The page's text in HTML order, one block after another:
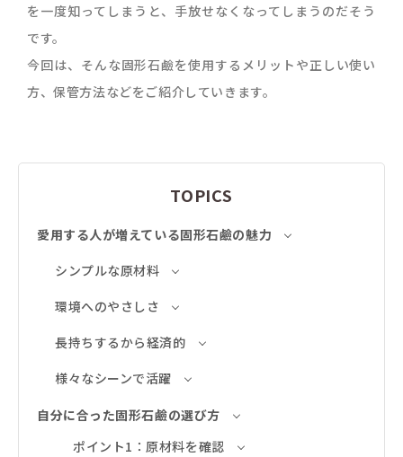
を一度知ってしまうと、手放せなくなってしまうのだそう
です。
今回は、そんな固形石鹼を使用するメリットや正しい使い
方、保管方法などをご紹介していきます。
TOPICS
愛用する人が増えている固形石鹼の魅力
シンプルな原材料
環境へのやさしさ
長持ちするから経済的
様々なシーンで活躍
自分に合った固形石鹼の選び方
ポイント1：原材料を確認